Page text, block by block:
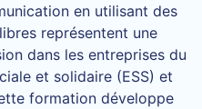
en utilisant des
représentent une
dans les entreprises du
et solidaire (ESS) et
formation développe